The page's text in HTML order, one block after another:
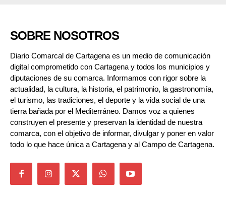
SOBRE NOSOTROS
Diario Comarcal de Cartagena es un medio de comunicación
digital comprometido con Cartagena y todos los municipios y
diputaciones de su comarca. Informamos con rigor sobre la
actualidad, la cultura, la historia, el patrimonio, la gastronomía,
el turismo, las tradiciones, el deporte y la vida social de una
tierra bañada por el Mediterráneo. Damos voz a quienes
construyen el presente y preservan la identidad de nuestra
comarca, con el objetivo de informar, divulgar y poner en valor
todo lo que hace única a Cartagena y al Campo de Cartagena.